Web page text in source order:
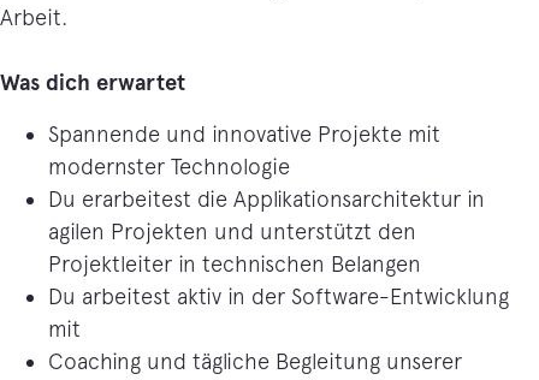
Arbeit.
Was dich erwartet
Spannende und innovative Projekte mit
modernster Technologie
Du erarbeitest die Applikationsarchitektur in
agilen Projekten und unterstützt den
Projektleiter in technischen Belangen
Du arbeitest aktiv in der Software-Entwicklung
mit
Coaching und tägliche Begleitung unserer